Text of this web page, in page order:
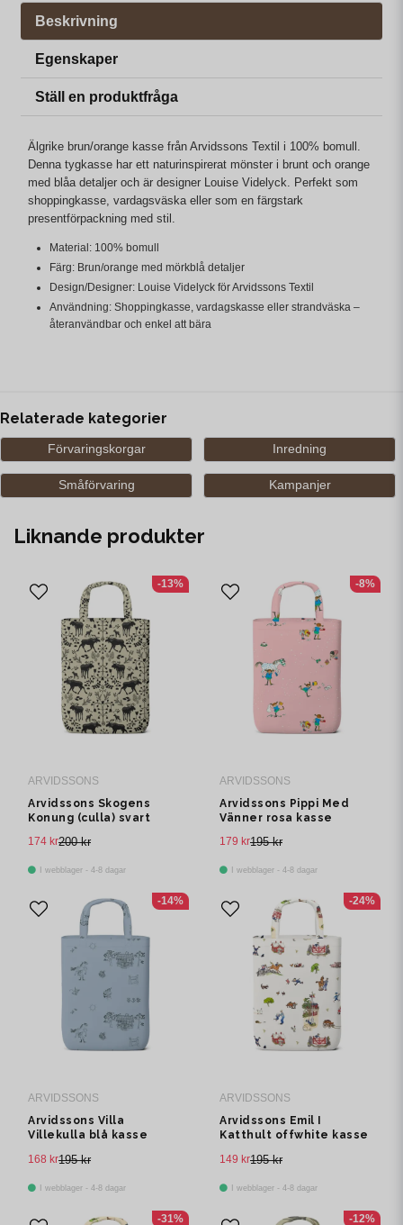
Beskrivning
Egenskaper
Ställ en produktfråga
Älgrike brun/orange kasse från Arvidssons Textil i 100% bomull.
Denna tygkasse har ett naturinspirerat mönster i brunt och orange
med blåa detaljer och är designer Louise Videlyck. Perfekt som
shoppingkasse, vardagsväska eller som en färgstark
presentförpackning med stil.
Material: 100% bomull
Färg: Brun/orange med mörkblå detaljer
Design/Designer: Louise Videlyck för Arvidssons Textil
Användning: Shoppingkasse, vardagskasse eller strandväska –
återanvändbar och enkel att bära
Relaterade kategorier
Förvaringskorgar Inredning
Småförvaring Kampanjer
Liknande produkter
ARVIDSSONS
Arvidssons Skogens
Konung (culla) svart
200 kr
174 kr
I webblager - 4-8 dagar
-13%
ARVIDSSONS
Arvidssons Pippi Med
Vänner rosa kasse
195 kr
179 kr
I webblager - 4-8 dagar
-8%
ARVIDSSONS
Arvidssons Villa
Villekulla blå kasse
195 kr
168 kr
I webblager - 4-8 dagar
-14%
ARVIDSSONS
Arvidssons Emil I
Katthult offwhite kasse
195 kr
149 kr
I webblager - 4-8 dagar
-24%
-31% -12%